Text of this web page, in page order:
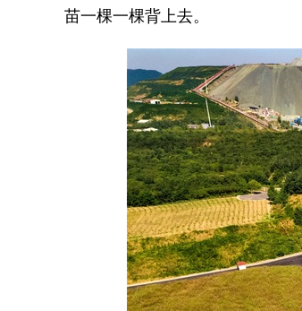
苗一棵一棵背上去。